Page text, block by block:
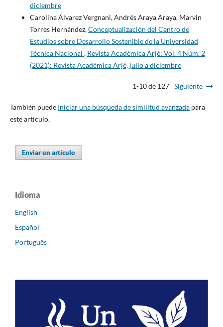
diciembre
Carolina Álvarez Vergnani, Andrés Araya Araya, Marvin
Torres Hernández,Conceptualización del Centro de
Estudios sobre Desarrollo Sostenible de la Universidad
Técnica Nacional , Revista Académica Arjé: Vol. 4 Núm. 2
(2021): Revista Académica Arjé, julio a diciembre
1-10 de 127 Siguiente
También puede Iniciar una búsqueda de similitud avanzadapara
este artículo.
Enviar un artículo
Idioma
English
Español
Português